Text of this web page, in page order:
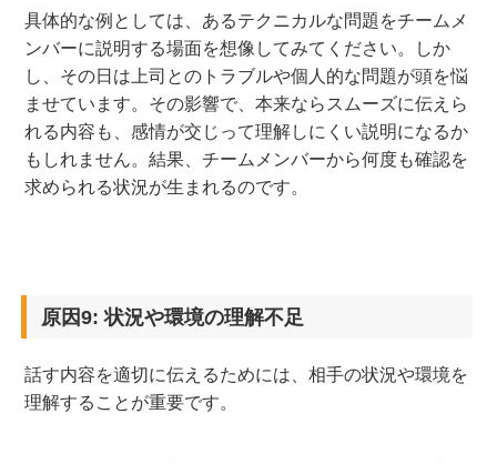
具体的な例としては、あるテクニカルな問題をチームメ
ンバーに説明する場面を想像してみてください。しか
し、その日は上司とのトラブルや個人的な問題が頭を悩
ませています。その影響で、本来ならスムーズに伝えら
れる内容も、感情が交じって理解しにくい説明になるか
もしれません。結果、チームメンバーから何度も確認を
求められる状況が生まれるのです。
原因9: 状況や環境の理解不足
話す内容を適切に伝えるためには、相手の状況や環境を
理解することが重要です。